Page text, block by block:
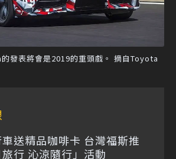
發表將會是2019的重頭戲。 摘自Toyota
送精品咖啡卡 台灣福斯推
行 沁涼隨行」活動